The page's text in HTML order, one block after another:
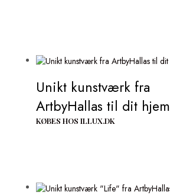
Unikt kunstværk fra
ArtbyHallas til dit hjem
KØBES HOS ILLUX.DK